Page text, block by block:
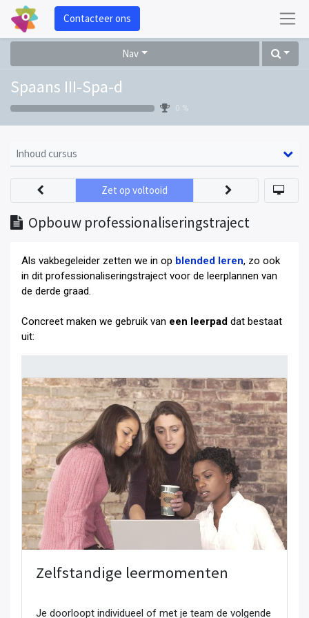
Contacteer ons
Nav
Spaans III-Spa-d
0 %
Inhoud cursus
Opbouw professionaliseringstraject
Zet op voltooid
Als vakbegeleider zetten we in op blended leren, zo ook
in dit professionaliseringstraject voor de leerplannen van
de derde graad
Concreet maken we gebruik van een leerpad dat bestaat
uit:
Zelfstandige leermomenten
Je doorloopt individueel of met je team de volgende